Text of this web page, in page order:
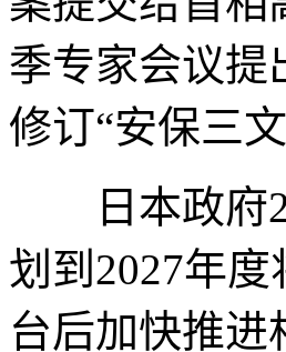
季专家会议提
修订“安保三文
日本政府
划到2027年
台后加快推进